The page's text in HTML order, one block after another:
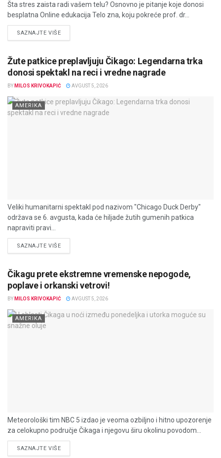
Šta stres zaista radi vašem telu? Osnovno je pitanje koje donosi
besplatna Online edukacija Telo zna, koju pokreće prof. dr...
SAZNAJTE VIŠEDETAILS
Žute patkice preplavljuju Čikago: Legendarna trka
donosi spektakl na reci i vredne nagrade
BY MILOS KRIVOKAPIĆ AVGUST 5, 2026
AMERIKA
Veliki humanitarni spektakl pod nazivom "Chicago Duck Derby"
održava se 6. avgusta, kada će hiljade žutih gumenih patkica
napraviti pravi...
SAZNAJTE VIŠEDETAILS
Čikagu prete ekstremne vremenske nepogode,
poplave i orkanski vetrovi!
BY MILOS KRIVOKAPIĆ AVGUST 5, 2026
AMERIKA
Meteorološki tim NBC 5 izdao je veoma ozbiljno i hitno upozorenje
za celokupno područje Čikaga i njegovu širu okolinu povodom...
SAZNAJTE VIŠEDETAILS